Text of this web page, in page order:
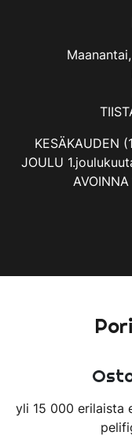
KESÄKAUDEN
JOULU
yli 15 000 erilaista